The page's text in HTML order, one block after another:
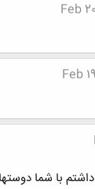
Feb
Feb
با شما